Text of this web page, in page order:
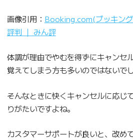
画像引用： Booking.com(ブッキン
評判 ｜ みん評
体調が理由でやむを得ずにキャンセ
覚えてしまう方も多いのではないで
そんなときに快くキャンセルに応じ
りがたいですよね。
カスタマーサポートが良いと、改め